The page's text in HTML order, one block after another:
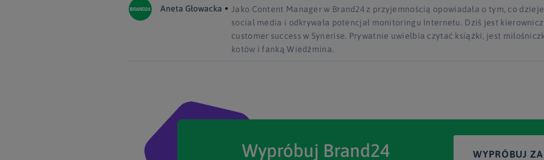
Aneta Głowacka
Jako Content Manager w Brand24 z przyjemnością opowiadała o tym, co
social media i odkrywała potencjał monitoringu Internetu. Dziś jest
customer success w Synerise. Prywatnie uwielbia czytać książki, jest
kotów i fanką Wiedźmina.
Wypróbuj Brand24 WYPRÓBUJ